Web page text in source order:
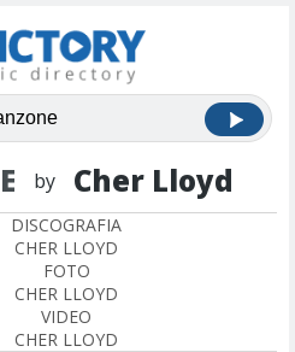
by Cher Lloyd
DISCOGRAFIA
CHER LLOYD
FOTO
CHER LLOYD
VIDEO
CHER LLOYD